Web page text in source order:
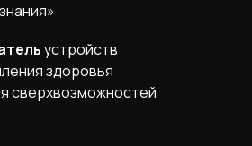
устройств
здоровья
сверхвозможностей